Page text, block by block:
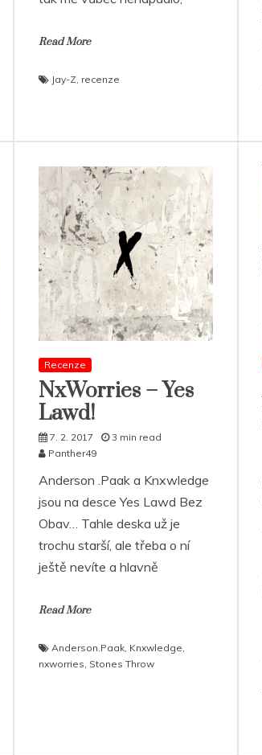
Read More
Jay-Z recenze
Recenze
NxWorries – Yes
Lawd!
7. 2. 2017
3 min read
Panther49
Anderson .Paak a Knxwledge
jsou na desce Yes Lawd Bez
Obav… Tahle deska už je
trochu starší, ale třeba o ní
ještě nevíte a hlavně
Read More
Anderson.Paak, Knxwledge,
nxworries, Stones Throw